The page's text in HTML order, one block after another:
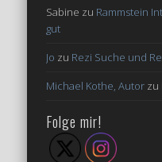
Sabine zu Rammstein
gut
Jo zu Rezi Suche und
Michael Kothe, Autor zu
Folge mir!